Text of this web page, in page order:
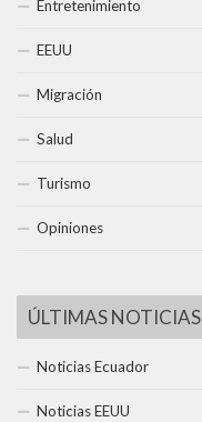
Entretenimiento
EEUU
Migración
Salud
Turismo
Opiniones
ÚLTIMAS NOTICIAS
Noticias Ecuador
Noticias EEUU